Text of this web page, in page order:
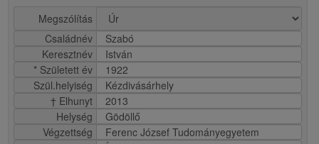
Megszólítás
Családnév
Szabó
Keresztnév
István
* Született év
1922
Szül.helyiség
Kézdivásárhely
† Elhunyt
2013
Helység
Gödöllő
Végzettség
Ferenc József Tudományegyetem